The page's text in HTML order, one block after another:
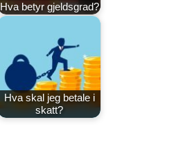
Hva betyr gjeldsgrad?
Hva skal jeg betale i
skatt?